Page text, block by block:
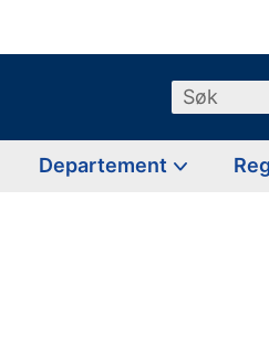
Søk
Departement